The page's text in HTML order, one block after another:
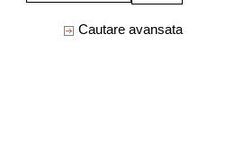
Cautare avansata